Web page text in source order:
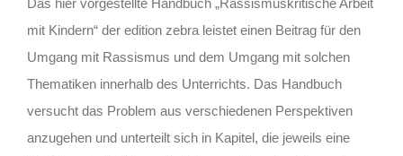
Das hier vorgestellte Handbuch „Rassismuskritische Arbeit
mit Kindern“ der edition zebra leistet einen Beitrag für den
Umgang mit Rassismus und dem Umgang mit solchen
Thematiken innerhalb des Unterrichts. Das Handbuch
versucht das Problem aus verschiedenen Perspektiven
anzugehen und unterteilt sich in Kapitel, die jeweils eine